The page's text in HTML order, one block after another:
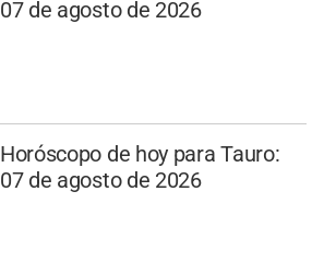
07 de agosto de 2026
Horóscopo de hoy para Tauro:
07 de agosto de 2026